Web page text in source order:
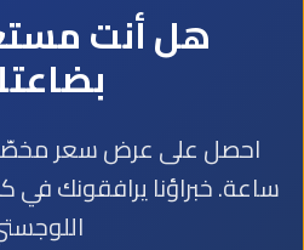
هل أنت
ساعة. خبراؤنا يرافقونك